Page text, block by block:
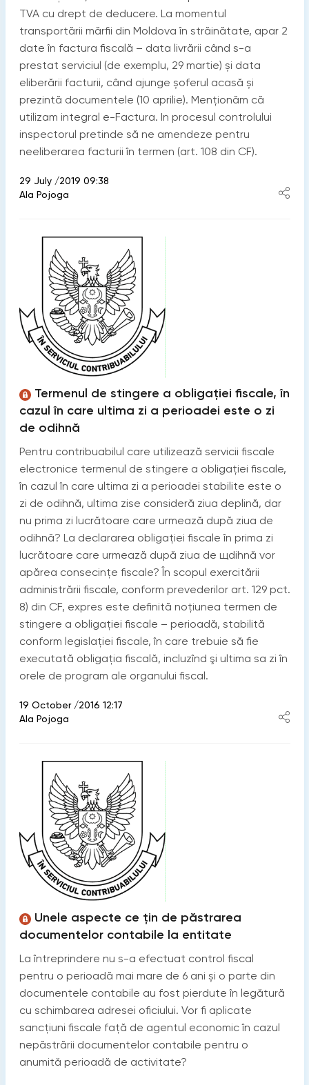
TVA cu drept de deducere. La momentul
transportării mărfii din Moldova în străinătate, apar 2
date în factura fiscală – data livrării când s-a
prestat serviciul (de exemplu, 29 martie) și data
eliberării facturii, când ajunge șoferul acasă și
prezintă documentele (10 aprilie). Menționăm că
utilizam integral e-Factura. In procesul controlului
inspectorul pretinde să ne amendeze pentru
neeliberarea facturii în termen (art. 108 din CF).
29 July /2019 09:38
Ala Pojoga
Termenul de stingere a obligației fiscale, în
cazul în care ultima zi a perioadei este o zi
de odihnă
Pentru contribuabilul care utilizează servicii fiscale
electronice termenul de stingere a obligației fiscale,
în cazul în care ultima zi a perioadei stabilite este o
zi de odihnă, ultima zise consideră ziua deplină, dar
nu prima zi lucrătoare care urmează după ziua de
odihnă? La declararea obligației fiscale în prima zi
lucrătoare care urmează după ziua de щdihnă vor
apărea consecințe fiscale? În scopul exercitării
administrării fiscale, conform prevederilor art. 129 pct.
8) din CF, expres este definită noțiunea termen de
stingere a obligaţiei fiscale – perioadă, stabilită
conform legislaţiei fiscale, în care trebuie să fie
executată obligaţia fiscală, incluzînd şi ultima sa zi în
orele de program ale organului fiscal.
19 October /2016 12:17
Ala Pojoga
Unele aspecte ce țin de păstrarea
documentelor contabile la entitate
La întreprindere nu s-a efectuat control fiscal
pentru o perioadă mai mare de 6 ani și o parte din
documentele contabile au fost pierdute în legătură
cu schimbarea adresei oficiului. Vor fi aplicate
sancțiuni fiscale față de agentul economic în cazul
nepăstrării documentelor contabile pentru o
anumită perioadă de activitate?